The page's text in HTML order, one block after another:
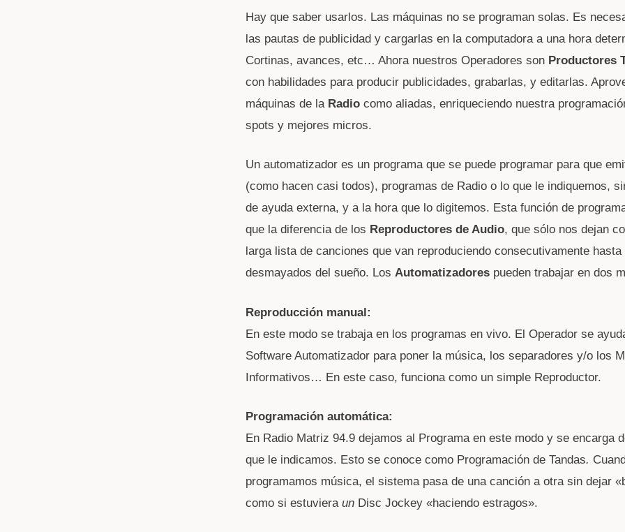
Hay que saber usarlos. Las máquinas no se programan solas. Es
las pautas de publicidad y cargarlas en la computadora a una hora
Cortinas, avances, etc… Ahora nuestros Operadores son Productores
con habilidades para producir publicidades, grabarlas, y editarlas.
máquinas de la Radio como aliadas, enriqueciendo nuestra
spots y mejores micros.
Un automatizador es un programa que se puede programar para que
(como hacen casi todos), programas de Radio o lo que le indiquemos,
de ayuda externa, y a la hora que lo digitemos. Esta función de
que la diferencia de los Reproductores de Audio, que sólo nos dejan
larga lista de canciones que van reproduciendo consecutivamente hasta
desmayados del sueño. Los Automatizadores pueden trabajar en dos
Reproducción manual:
En este modo se trabaja en los programas en vivo. El Operador se
Software Automatizador para poner la música, los separadores y/o los
Informativos… En este caso, funciona como un simple Reproductor.
Programación automática:
En Radio Matriz 94.9 dejamos al Programa en este modo y se encarga
que le indicamos. Esto se conoce como Programación de Tandas.
programamos música, el sistema pasa de una canción a otra sin dejar
como si estuviera un Disc Jockey «haciendo estragos».